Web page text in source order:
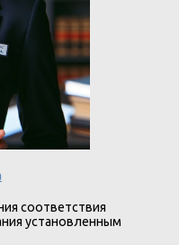
соответствия
установленным